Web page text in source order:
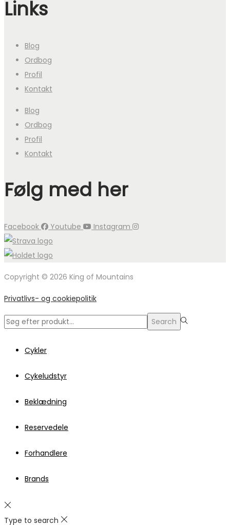
Links
Blog
Ordbog
Profil
Kontakt
Blog
Ordbog
Profil
Kontakt
Følg med her
Facebook Youtube Instagram
Copyright © 2026 King of Mountains
Privatlivs- og cookiepolitik
Search
Search
Cykler
Cykeludstyr
Beklædning
Reservedele
Forhandlere
Brands
Type to search